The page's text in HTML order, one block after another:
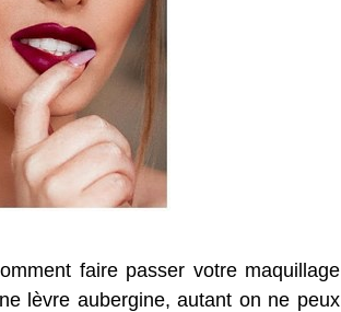
faire passer votre maquillage
lèvre aubergine, autant on ne peux